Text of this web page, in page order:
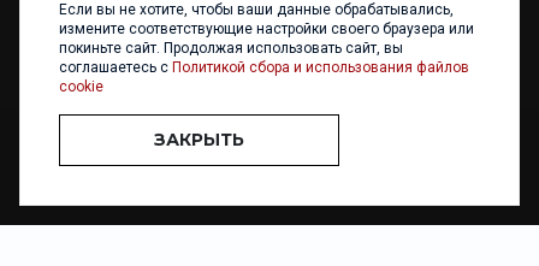
Написать нам
ООО «ФИЛИПП» © 2013 - 2026. Все права защищены
Разработка и
Если вы не хотите, чтобы ваши данные обрабатывались,
измените соответствующие настройки своего браузера или
покиньте сайт. Продолжая использовать сайт, вы
соглашаетесь с Политикой сбора и использования файлов
cookie
ЗАКРЫТЬ